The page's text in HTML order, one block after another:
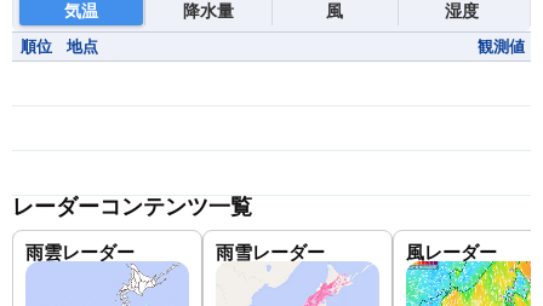
気温 降水量 風 湿度
順位 地点 観測値
レーダーコンテンツ一覧
雨雲レーダー 雨雪レーダー 風レーダー